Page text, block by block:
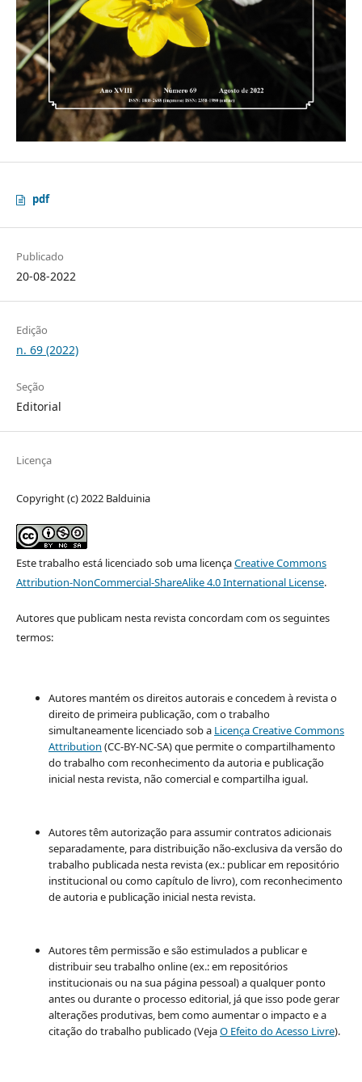
pdf
Publicado
20-08-2022
Edição
n. 69 (2022)
Seção
Editorial
Licença
Copyright (c) 2022 Balduinia
Este trabalho está licenciado sob uma licençaCreative Commons
Attribution-NonCommercial-ShareAlike 4.0 International License.
Autores que publicam nesta revista concordam com os seguintes
termos:
Autores mantém os direitos autorais e concedem à revista o
direito de primeira publicação, com o trabalho
simultaneamente licenciado sob a Licença Creative Commons
Attribution (CC-BY-NC-SA) que permite o compartilhamento
do trabalho com reconhecimento da autoria e publicação
inicial nesta revista, não comercial e compartilha igual.
Autores têm autorização para assumir contratos adicionais
separadamente, para distribuição não-exclusiva da versão do
trabalho publicada nesta revista (ex.: publicar em repositório
institucional ou como capítulo de livro), com reconhecimento
de autoria e publicação inicial nesta revista.
Autores têm permissão e são estimulados a publicar e
distribuir seu trabalho online (ex.: em repositórios
institucionais ou na sua página pessoal) a qualquer ponto
antes ou durante o processo editorial, já que isso pode gerar
alterações produtivas, bem como aumentar o impacto e a
citação do trabalho publicado (VejaO Efeito do Acesso Livre).